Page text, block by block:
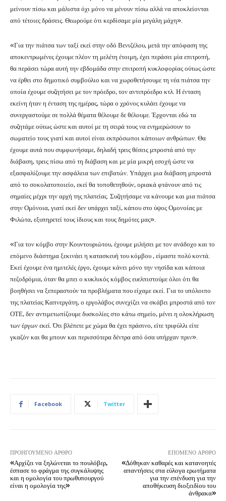
μείνουν πίσω και μάλιστα όχι μόνο να μένουν πίσω αλλά να αποκλείονται
από τέτοιες δράσεις. Θεωρούμε ότι κερδίσαμε μία μεγάλη μάχη».
«Για την πιάτσα των ταξί εκεί στην οδό Βενιζέλου, μετά την απόφαση της
αποκεντρωμένες έχουμε πλέον τη μελέτη έτοιμη, έχει περάσει μία επιτροπή,
θα περάσει τώρα αυτή την εβδομάδα στην επιτροπή κυκλοφορίας ούτως ώστε
να έρθει στο δημοτικό συμβούλιο και να χωροθετήσουμε τη νέα πιάτσα την
οποία έχουμε συζητήσει με τον πρόεδρο, τον αντιπρόεδρο κτλ. Η ένταση
εκείνη ήταν η ένταση της ημέρας, τώρα ο χρόνος κυλάει έχουμε να
συνεργαστούμε σε πολλά θέματα θέλουμε δε θέλουμε. Έρχονται εδώ τα
συζητάμε ούτως ώστε και αυτοί με τη σειρά τους να ενημερώσουν το
σωματείο τους γιατί και αυτοί είναι εκπρόσωποι κάποιων ανθρώπων. Θα
έχουμε αυτά που συμφωνήσαμε, δηλαδή τρεις θέσεις μπροστά από την
διάβαση, τρεις πίσω από τη διάβαση και με μία μικρή εσοχή ώστε να
εξασφαλίζουμε την ασφάλεια των επιβατών. Υπάρχει μια διάβαση μπροστά
από το σοκολατοποιείο, εκεί θα τοποθετηθούν, οριακά φτάνουν από τις
σημαίες μέχρι την αρχή της πλατείας. Συζητήσαμε να κάνουμε και μια πιάτσα
στην Ομόνοια, γιατί εκεί δεν υπάρχει ταξί, κάπου στο ύψος Ομονοίας με
Φιλώτα, εξυπηρετεί τους ίδιους και τους δημότες μας».
«Για τον κόμβο στην Κουντουριώτου, έχουμε μιλήσει με τον ανάδοχο και το
επόμενο διάστημα ξεκινάει η κατασκευή του κόμβου , είμαστε πολύ κοντά.
Εκεί έχουμε ένα ημιτελές έργο, έχουμε κάνει μόνο την νησίδα και κάποια
πεζοδρόμια, όταν θα μπει ο κυκλικός κόμβος ευελπιστούμε όλοι ότι θα
βοηθήσει να ξεπεραστούν τα προβλήματα που είχαμε εκεί. Για το υπόλοιπο
της πλατείας Καπνεργάτη, ο εργολάβος συνεχίζει να σκάβει μπροστά από τον
ΟΤΕ, δεν αντιμετωπίζουμε δυσκολίες στο κάτω σημείο, μένει η ολοκλήρωση
των έργων εκεί. Ότι βλέπετε με χώμα θα έχει πράσινο, είτε τριφύλλι είτε
γκαζόν και θα μπουν και περισσότερα δέντρα από όσα υπήρχαν πριν».
Facebook Twitter
ΠΡΟΗΓΟΎΜΕΝΟ ΆΡΘΡΟ
«Αρχίζει να ξηλώνεται το πουλόβερ,
έσπασε το φράγμα της συγκάλυψης
και η ομολογία του πρωθυπουργού
είναι η ομολογία της»
ΕΠΌΜΕΝΟ ΆΡΘΡΟ
«Δόθηκαν καθαρές και κατανοητές
απαντήσεις στα εύλογα ερωτήματα
για την επένδυση για την
αποθήκευση διοξειδίου του
άνθρακα»